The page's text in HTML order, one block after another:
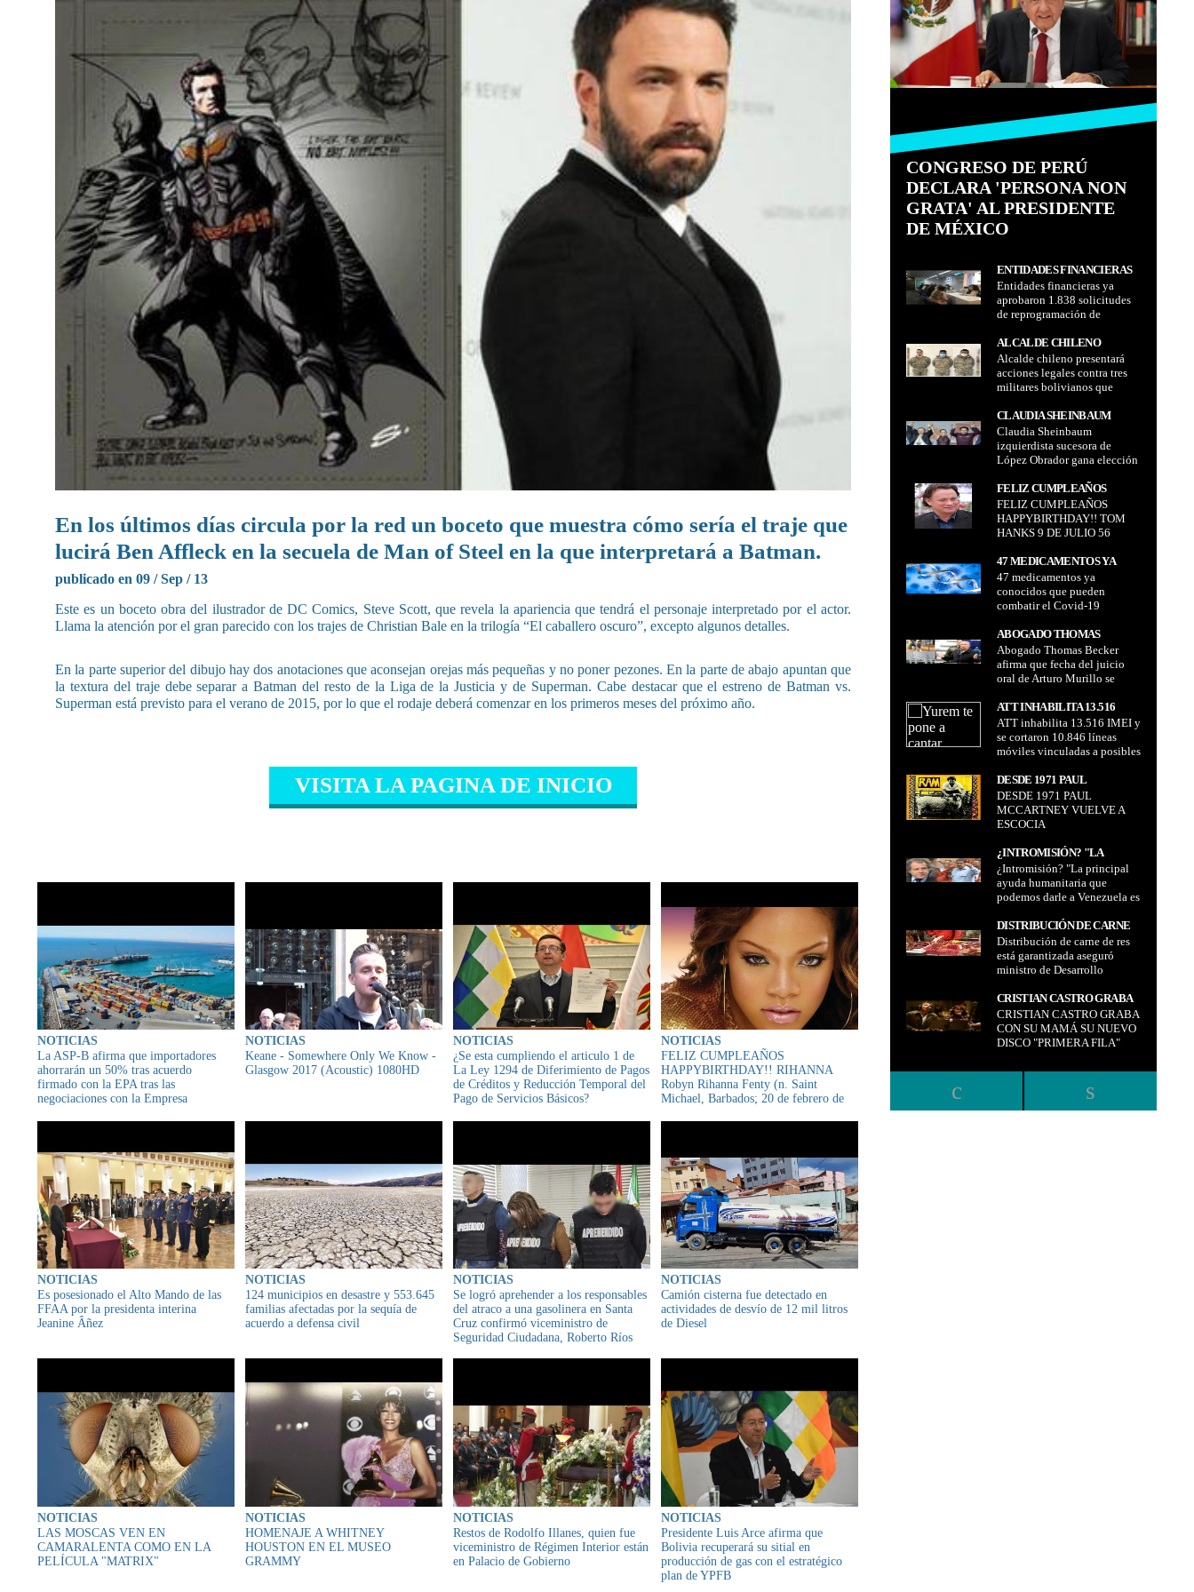
En los últimos días circula por la red un boceto que muestra cómo sería el traje que
lucirá Ben Affleck en la secuela de Man of Steel en la que interpretará a Batman.
publicado en 09 / Sep / 13
Este es un boceto obra del ilustrador de DC Comics, Steve Scott, que revela la apariencia que tendrá el personaje interpretado por el actor.
Llama la atención por el gran parecido con los trajes de Christian Bale en la trilogía “El caballero oscuro”, excepto algunos detalles.
En la parte superior del dibujo hay dos anotaciones que aconsejan orejas más pequeñas y no poner pezones. En la parte de abajo apuntan que
la textura del traje debe separar a Batman del resto de la Liga de la Justicia y de Superman. Cabe destacar que el estreno de Batman vs.
Superman está previsto para el verano de 2015, por lo que el rodaje deberá comenzar en los primeros meses del próximo año.
VISITA LA PAGINA DE INICIO
NOTICIAS
La ASP-B afirma que importadores
ahorrarán un 50% tras acuerdo
firmado con la EPA tras las
negociaciones con la Empresa
NOTICIAS
Keane - Somewhere Only We Know -
Glasgow 2017 (Acoustic) 1080HD
NOTICIAS
¿Se esta cumpliendo el articulo 1 de
La Ley 1294 de Diferimiento de Pagos
de Créditos y Reducción Temporal del
Pago de Servicios Básicos?
NOTICIAS
FELIZ CUMPLEAÑOS
HAPPYBIRTHDAY!! RIHANNA
Robyn Rihanna Fenty (n. Saint
Michael, Barbados; 20 de febrero de
NOTICIAS
Es posesionado el Alto Mando de las
FFAA por la presidenta interina
Jeanine Âñez
NOTICIAS
124 municipios en desastre y 553.645
familias afectadas por la sequía de
acuerdo a defensa civil
NOTICIAS
Se logró aprehender a los responsables
del atraco a una gasolinera en Santa
Cruz confirmó viceministro de
Seguridad Ciudadana, Roberto Ríos
NOTICIAS
Camión cisterna fue detectado en
actividades de desvío de 12 mil litros
de Diesel
NOTICIAS
LAS MOSCAS VEN EN
CAMARALENTA COMO EN LA
PELÍCULA "MATRIX"
NOTICIAS
HOMENAJE A WHITNEY
HOUSTON EN EL MUSEO
GRAMMY
NOTICIAS
Restos de Rodolfo Illanes, quien fue
viceministro de Régimen Interior están
en Palacio de Gobierno
NOTICIAS
Presidente Luis Arce afirma que
Bolivia recuperará su sitial en
producción de gas con el estratégico
plan de YPFB
CONGRESO DE PERÚ
DECLARA 'PERSONA NON
GRATA' AL PRESIDENTE
DE MÉXICO
ENTIDADES FINANCIERAS
YA APROBARON 1.838
SOLICITUDES DE
REPROGRAMACIÓN DE
PROPORCIONADOS POR LA
ASFI
Entidades financieras ya
aprobaron 1.838 solicitudes
de reprogramación de
proporcionados por la ASFI
ALCALDE CHILENO
PRESENTARÁ ACCIONES
LEGALES CONTRA TRES
MILITARES BOLIVIANOS
EN LA MADRUGADA DEL
MIÉRCOLES EN
TERRITORIO CHILENO
Alcalde chileno presentará
acciones legales contra tres
militares bolivianos que
madrugada del miércoles en
territorio chileno
CLAUDIA SHEINBAUM
IZQUIERDISTA SUCESORA
DE LÓPEZ OBRADOR GANA
ELECCIÓN PRESIDENCIAL
Claudia Sheinbaum
izquierdista sucesora de
López Obrador gana elección
FELIZ CUMPLEAÑOS
HAPPYBIRTHDAY!! TOM
HANKS 9 DE JULIO 56
AÑITOSS
FELIZ CUMPLEAÑOS
HAPPYBIRTHDAY!! TOM
HANKS 9 DE JULIO 56
47 MEDICAMENTOS YA
CONOCIDOS QUE PUEDEN
COMBATIR EL COVID-19
47 medicamentos ya
conocidos que pueden
combatir el Covid-19
ABOGADO THOMAS
BECKER AFIRMA QUE
FECHA DEL JUICIO ORAL
DE ARTURO MURILLO SE
DÍAS
Abogado Thomas Becker
afirma que fecha del juicio
oral de Arturo Murillo se
ATT INHABILITA 13.516
IMEI Y SE CORTARON
10.846 LÍNEAS MÓVILES
VINCULADAS A POSIBLES
COMO ESTAFA
ATT inhabilita 13.516 IMEI y
se cortaron 10.846 líneas
móviles vinculadas a posibles
estafa
DESDE 1971 PAUL
MCCARTNEY VUELVE A
ESCOCIA
DESDE 1971 PAUL
MCCARTNEY VUELVE A
ESCOCIA
¿INTROMISIÓN? "LA
PRINCIPAL AYUDA
HUMANITARIA QUE
PODEMOS DARLE A
VENEZUELA ES EL FIN DE
LA DICTADURA
USURPADORA DE MADURO"
LO AFIRMÓ LUIS
¿Intromisión? "La principal
ayuda humanitaria que
podemos darle a Venezuela es
usurpadora de Maduro" lo
afirmó Luis Almagro
DISTRIBUCIÓN DE CARNE
DE RES ESTÁ
GARANTIZADA ASEGURÓ
MINISTRO DE
PRODUCTIVO Y ECONOMÍA
PLURAL, NÉSTOR HUANCA
Distribución de carne de res
está garantizada aseguró
ministro de Desarrollo
Plural, Néstor Huanca
CRISTIAN CASTRO GRABA
CON SU MAMÁ SU NUEVO
DISCO "PRIMERA FILA"
CRISTIAN CASTRO GRABA
CON SU MAMÁ SU NUEVO
DISCO "PRIMERA FILA"